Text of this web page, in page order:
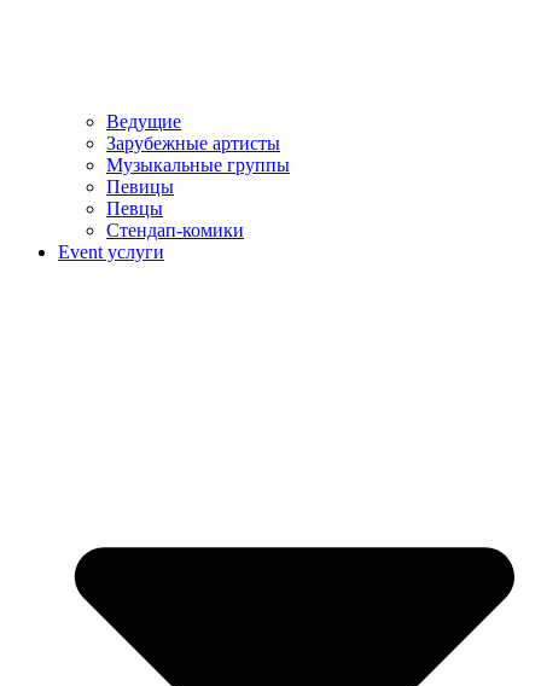
Ведущие
Зарубежные артисты
Музыкальные группы
Певицы
Певцы
Стендап-комики
Event услуги